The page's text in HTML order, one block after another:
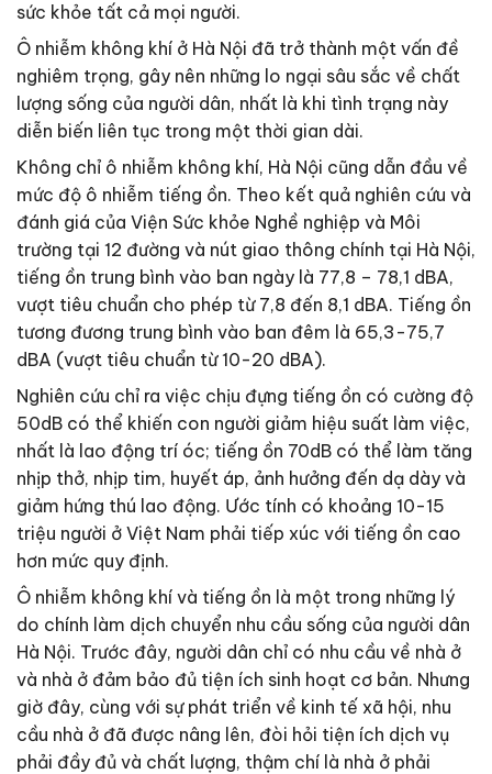
sức khỏe tất cả mọi người.
Ô nhiễm không khí ở Hà Nội đã trở thành một vấn đề
nghiêm trọng, gây nên những lo ngại sâu sắc về chất
lượng sống của người dân, nhất là khi tình trạng này
diễn biến liên tục trong một thời gian dài.
Không chỉ ô nhiễm không khí, Hà Nội cũng dẫn đầu về
mức độ ô nhiễm tiếng ồn. Theo kết quả nghiên cứu và
đánh giá của Viện Sức khỏe Nghề nghiệp và Môi
trường tại 12 đường và nút giao thông chính tại Hà Nội,
tiếng ồn trung bình vào ban ngày là 77,8 – 78,1 dBA,
vượt tiêu chuẩn cho phép từ 7,8 đến 8,1 dBA. Tiếng ồn
tương đương trung bình vào ban đêm là 65,3-75,7
dBA (vượt tiêu chuẩn từ 10-20 dBA).
Nghiên cứu chỉ ra việc chịu đựng tiếng ồn có cường độ
50dB có thể khiến con người giảm hiệu suất làm việc,
nhất là lao động trí óc; tiếng ồn 70dB có thể làm tăng
nhịp thở, nhịp tim, huyết áp, ảnh hưởng đến dạ dày và
giảm hứng thú lao động. Ước tính có khoảng 10-15
triệu người ở Việt Nam phải tiếp xúc với tiếng ồn cao
hơn mức quy định.
Ô nhiễm không khí và tiếng ồn là một trong những lý
do chính làm dịch chuyển nhu cầu sống của người dân
Hà Nội. Trước đây, người dân chỉ có nhu cầu về nhà ở
và nhà ở đảm bảo đủ tiện ích sinh hoạt cơ bản. Nhưng
giờ đây, cùng với sự phát triển về kinh tế xã hội, nhu
cầu nhà ở đã được nâng lên, đòi hỏi tiện ích dịch vụ
phải đầy đủ và chất lượng, thậm chí là nhà ở phải